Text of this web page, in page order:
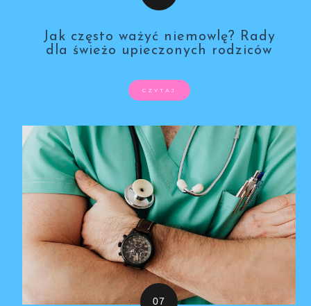
Jak często ważyć niemowlę? Rady
dla świeżo upieczonych rodziców
CZYTAJ